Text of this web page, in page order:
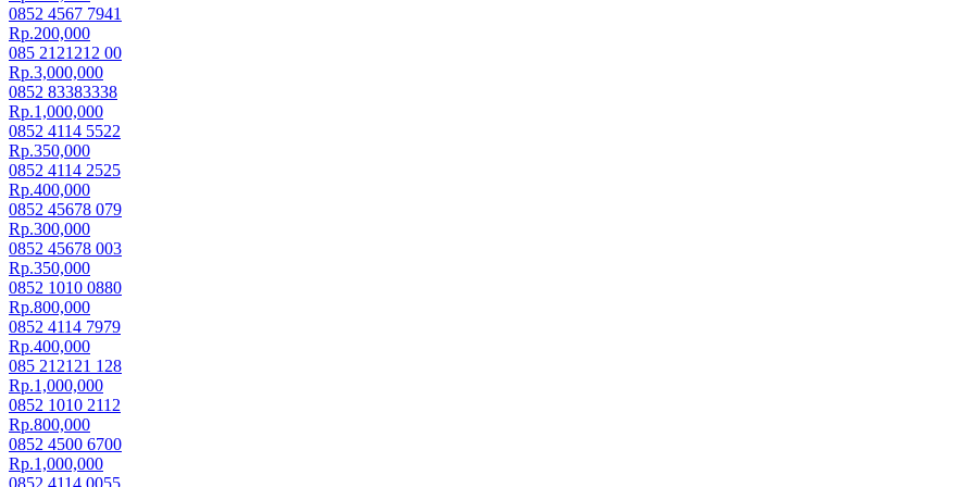
0852 4567 7941
Rp.200,000
085 2121212 00
Rp.3,000,000
0852 83383338
Rp.1,000,000
0852 4114 5522
Rp.350,000
0852 4114 2525
Rp.400,000
0852 45678 079
Rp.300,000
0852 45678 003
Rp.350,000
0852 1010 0880
Rp.800,000
0852 4114 7979
Rp.400,000
085 212121 128
Rp.1,000,000
0852 1010 2112
Rp.800,000
0852 4500 6700
Rp.1,000,000
0852 4114 0055